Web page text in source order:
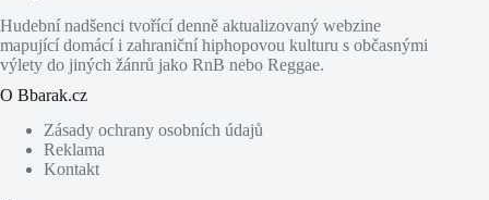
Hudební nadšenci tvořící denně aktualizovaný webzine
mapující domácí i zahraniční hiphopovou kulturu s občasnými
výlety do jiných žánrů jako RnB nebo Reggae.
O Bbarak.cz
Zásady ochrany osobních údajů
Reklama
Kontakt